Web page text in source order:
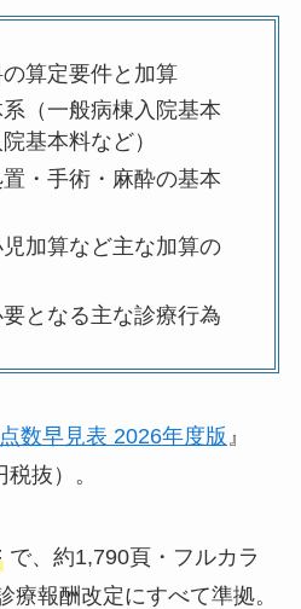
算定要件と加算
（一般病棟入院基本
基本料など）
・手術・麻酔の基本
加算など主な加算の
となる主な診療行為
数早見表 2026年度版 』
抜）。
で、約1,790頁・フルカラ
療報酬改定にすべて準拠。